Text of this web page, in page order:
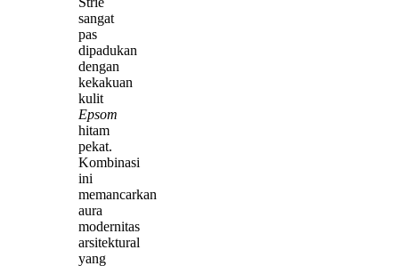
sangat
pas
dipadukan
dengan
kekakuan
kulit
Epsom
hitam
pekat.
Kombinasi
ini
memancarkan
aura
modernitas
arsitektural
yang